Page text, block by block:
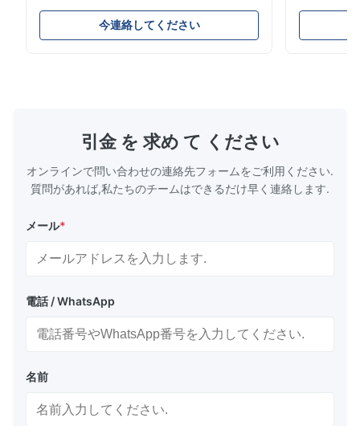
い精密鋼鉄管 車およびシリンダーのために油
圧装置、自動車および精密機械類の一部には使
用されるため。 製品名 継ぎ目が無い鋼管の管
EN 10219、GB/T 3094-2000、GB/T 6728-
2002 等級 E235...
今連絡してください
はオイル、
石油、交通
引金 を 求め て ください
オンラインで問い合わせの連絡先フォームをご利用ください.
質問があれば,私たちのチームはできるだけ早く連絡します.
メール*
電話 / WhatsApp
名前